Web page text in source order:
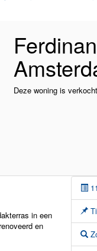
Deze woning is verkocht
in een
en